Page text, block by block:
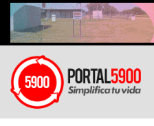
Ir
contenido